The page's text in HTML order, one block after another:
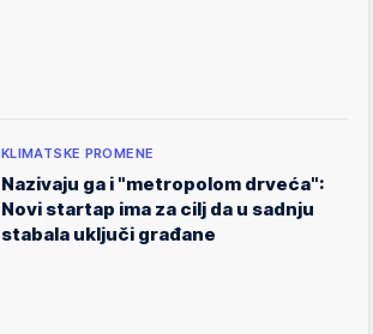
KLIMATSKE PROMENE
Nazivaju ga i "metropolom drveća":
Novi startap ima za cilj da u sadnju
stabala uključi građane